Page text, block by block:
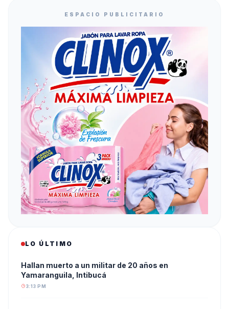
ESPACIO PUBLICITARIO
LO ÚLTIMO
Hallan muerto a un militar de 20 años en
Yamaranguila, Intibucá
3:13 PM